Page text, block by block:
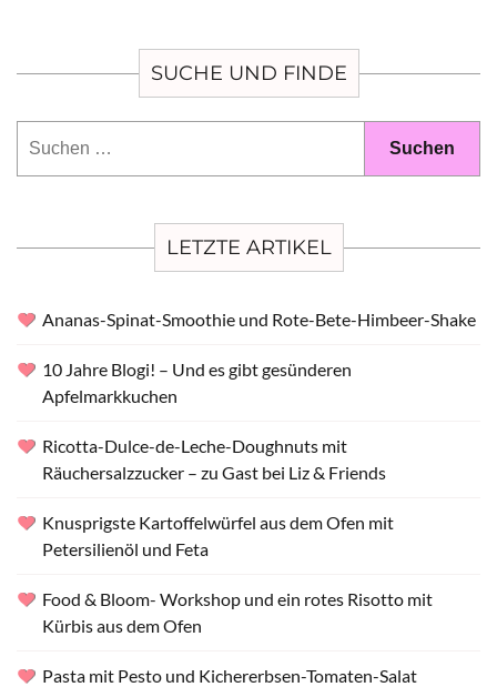
SUCHE UND FINDE
LETZTE ARTIKEL
Ananas-Spinat-Smoothie und Rote-Bete-Himbeer-Shake
10 Jahre Blogi! – Und es gibt gesünderen
Apfelmarkkuchen
Ricotta-Dulce-de-Leche-Doughnuts mit
Räuchersalzzucker – zu Gast bei Liz & Friends
Knusprigste Kartoffelwürfel aus dem Ofen mit
Petersilienöl und Feta
Food & Bloom- Workshop und ein rotes Risotto mit
Kürbis aus dem Ofen
Pasta mit Pesto und Kichererbsen-Tomaten-Salat